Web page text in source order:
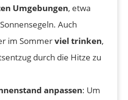
Umgebungen, etwa
Auch
im Sommerviel trinken,
durch die Hitze zu
anpassen: Um